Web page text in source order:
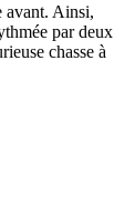
avant. Ainsi,
par deux
chasse à